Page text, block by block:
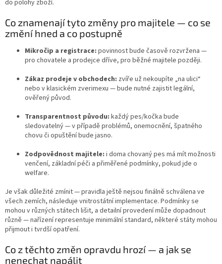
do polohy zboží.
Co znamenají tyto změny pro majitele — co se
změní hned a co postupně
Mikročip a registrace: povinnost bude časově rozvržena —
pro chovatele a prodejce dříve, pro běžné majitele později.
Zákaz prodeje v obchodech: zvíře už nekoupíte „na ulici“
nebo v klasickém zverimexu — bude nutné zajistit legální,
ověřený původ.
Transparentnost původu: každý pes/kočka bude
sledovatelný — v případě problémů, onemocnění, špatného
chovu či opuštění bude jasno.
Zodpovědnost majitele: i doma chovaný pes má mít možnosti
venčení, základní péči a přiměřené podmínky, pokud jde o
welfare.
Je však důležité zmínit — pravidla ještě nejsou finálně schválena ve
všech zemích, následuje vnitrostátní implementace. Podmínky se
mohou v různých státech lišit, a detailní provedení může dopadnout
různě — nařízení representuje minimální standard, některé státy mohou
přijmout i tvrdší opatření.
Co z těchto změn opravdu hrozí — a jak se
nenechat napálit